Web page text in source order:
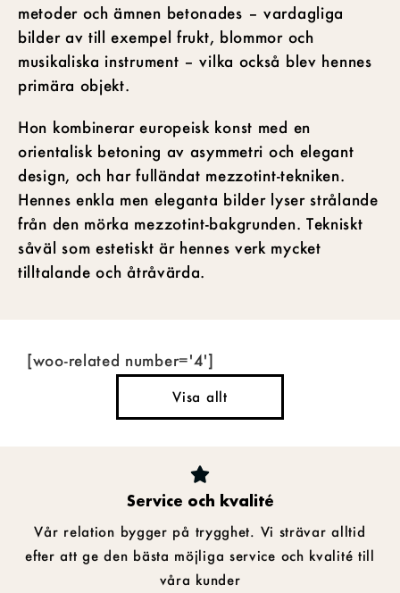
metoder och ämnen betonades – vardagliga
bilder av till exempel frukt, blommor och
musikaliska instrument – vilka också blev hennes
primära objekt.
Hon kombinerar europeisk konst med en
orientalisk betoning av asymmetri och elegant
design, och har fulländat mezzotint-tekniken.
Hennes enkla men eleganta bilder lyser strålande
från den mörka mezzotint-bakgrunden. Tekniskt
såväl som estetiskt är hennes verk mycket
tilltalande och åtråvärda.
[woo-related number='4']
Visa allt
Service och kvalité
Vår relation bygger på trygghet. Vi strävar alltid
efter att ge den bästa möjliga service och kvalité till
våra kunder